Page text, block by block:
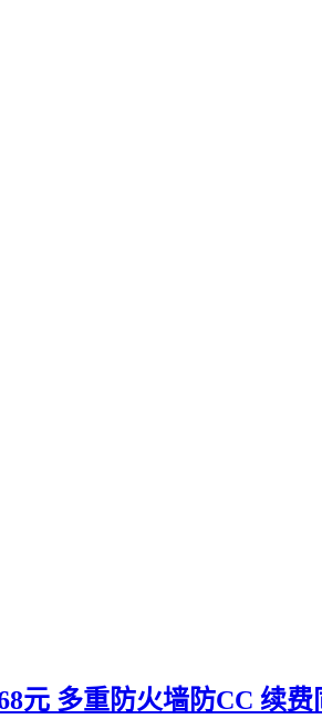
元 多重防火墙防CC 续